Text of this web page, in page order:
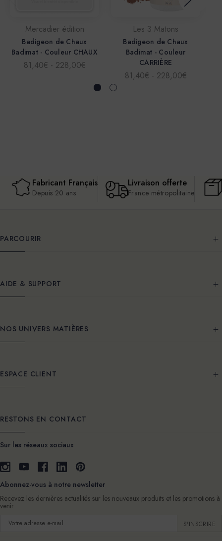
Mercadier édition
Badigeon de Chaux
Badimat - Couleur CHAUX
81,40€ - 228,00€
Les 3 Matons
Badigeon de Chaux
Badimat - Couleur
CARRIÈRE
81,40€ - 228,00€
Fabricant Français
Depuis 20 ans
Livraison offerte
France métropolitaine
PARCOURIR
AIDE & SUPPORT
NOS UNIVERS MATIÈRES
ESPACE CLIENT
RESTONS EN CONTACT
Sur les réseaux sociaux
Abonnez-vous à notre newsletter
Recevez les dernières actualités sur les nouveaux produits et les promotions à
venir
Adresse